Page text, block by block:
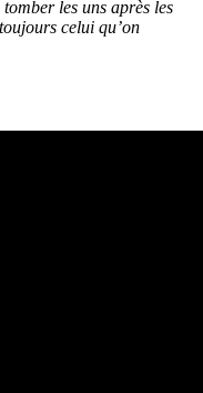
les uns après les
celui qu’on